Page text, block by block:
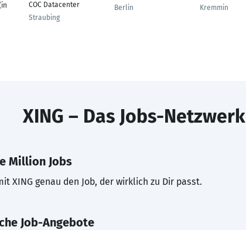
COC Datacenter
Straubing
Berlin
Kremmin
XING – Das Jobs-Netzwerk
Million Jobs
XING genau den Job, der wirklich zu Dir passt.
Job-Angebote